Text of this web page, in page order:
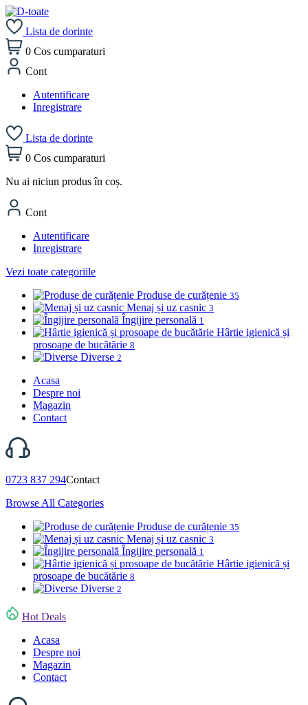
Lista de dorinte
0 Cos cumparaturi
Cont
Autentificare
Inregistrare
Lista de dorinte
0 Cos cumparaturi
Nu ai niciun produs în coș.
Cont
Autentificare
Inregistrare
Vezi toate categoriile
Produse de curățenie 35
Menaj și uz casnic 3
Îngijire personală 1
Hârtie igienică și
prosoape de bucătărie 8
Diverse 2
Acasa
Despre noi
Magazin
Contact
0723 837 294Contact
Browse All Categories
Produse de curățenie 35
Menaj și uz casnic 3
Îngijire personală 1
Hârtie igienică și
prosoape de bucătărie 8
Diverse 2
Hot Deals
Acasa
Despre noi
Magazin
Contact